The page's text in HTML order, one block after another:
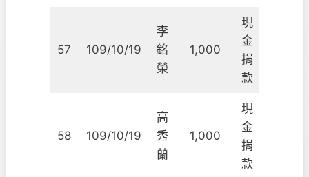
57 109/10/19
李
銘
榮
1,000
現
金
捐
款
58 109/10/19
高
秀
蘭
1,000
現
金
捐
款